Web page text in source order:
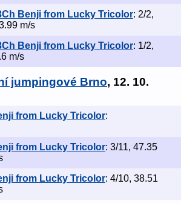
Benji from Lucky Tricolor: 2/2,
m/s
Benji from Lucky Tricolor: 1/2,
m/s
jumpingové Brno, 12. 10.
from Lucky Tricolor:
from Lucky Tricolor: 3/11, 47.35
from Lucky Tricolor: 4/10, 38.51